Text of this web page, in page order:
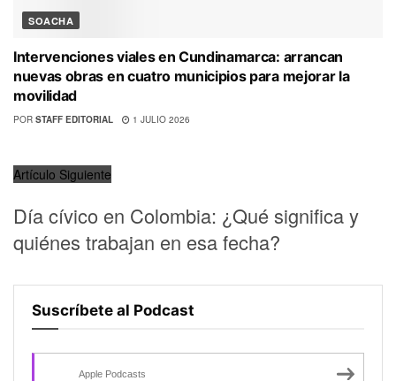
SOACHA
Intervenciones viales en Cundinamarca: arrancan
nuevas obras en cuatro municipios para mejorar la
movilidad
POR STAFF EDITORIAL 1 JULIO 2026
Artículo Siguiente
Día cívico en Colombia: ¿Qué significa y
quiénes trabajan en esa fecha?
Suscríbete al Podcast
Apple Podcasts